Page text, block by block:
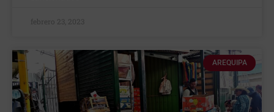
febrero 23, 2023
AREQUIPA